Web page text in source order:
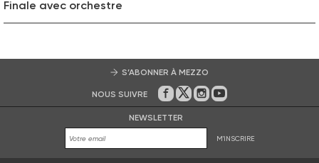
Finale avec orchestre
S’ABONNER À MEZZO
NOUS SUIVRE Sur Facebook
Sur Twitter
Sur Instagram
Sur Youtube
NEWSLETTER
M'INSCRIRE